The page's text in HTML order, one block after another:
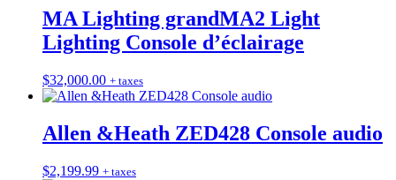
MA Lighting grandMA2 Light
Lighting Console d’éclairage
$32,000.00 + taxes
Allen &Heath ZED428 Console audio
$2,199.99 + taxes